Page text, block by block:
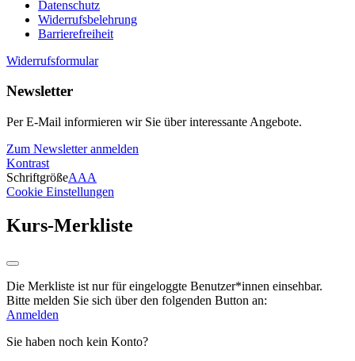
Datenschutz
Widerrufsbelehrung
Barrierefreiheit
Widerrufsformular
Newsletter
Per E-Mail informieren wir Sie über interessante Angebote.
Zum Newsletter anmelden
Kontrast
SchriftgrößeAAA
Cookie Einstellungen
Kurs-Merkliste
Die Merkliste ist nur für eingeloggte Benutzer*innen einsehbar.
Bitte melden Sie sich über den folgenden Button an:
Anmelden
Sie haben noch kein Konto?